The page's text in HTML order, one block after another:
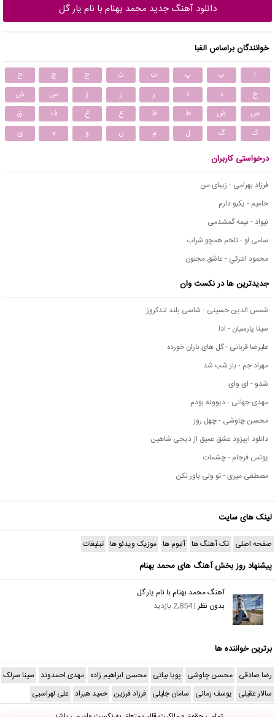
دانلود آهنگ جدید محمد بهنام با نام یار گل
خوانندگان براساس الفبا
ا ب پ ت ث ج چ
ح
خ
د ذ ر ز ژ س
ش
ص
ض ط ظ ع غ ف
ق
ک
گ ل م ن و ه ی
درخواستی کاربران
فرزاد بهرامی - زیبای من
حامیم - یکیو دارم
نیواد - نیمه گمشدمی
سامی لو - تلخم همچو شراب
محمود التركي - عاشق مجنون
جدیدترین ها در نکست وان
شمس الدین حسینی - شاسی بلند لندکروز
سینا پارسیان - ادا
علیرضا قربانی - گل های باران خورده
مهراد جم - باز شب شد
شدو - ای وای
مهدی جهانی - دیوونه بودم
محسن چاوشی - چهل روز
دانلود اپیزود عشق عمیق از دیجی شاهین
یونس فرجام - چشمات
مصطفی میری - تو ولی باور نکن
لینک های سایت
صفحه اصلی تک آهنگ ها آلبوم ها موزیک ویدئو ها تبلیغات
پیشنهاد روز بخش آهنگ های محمد بهنام
آهنگ محمد بهنام با نام یار گل
بدون نظر | 2,854 بازدید
برترین خواننده ها
رضا صادقی محسن چاوشی پویا بیاتی محسن ابراهیم زاده مهدی احمدوند سینا سرلک
سالار عقیلی یوسف زمانی سامان جلیلی فرزاد فرزین حمید هیراد علی لهراسبی